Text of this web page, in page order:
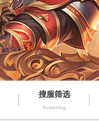
搜服筛选
Screening